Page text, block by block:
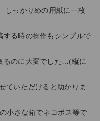
しっかりめの用紙に一枚
する時の操作もシンプルで
るのに大変でした…(縦に
ていただけると助かりま
小さな箱でネコポス等で